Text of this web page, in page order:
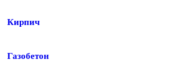
Кирпич
Газобетон